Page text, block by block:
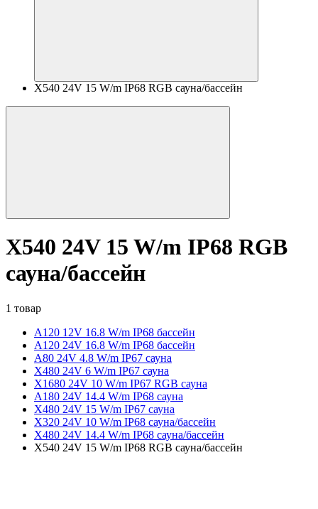
X540 24V 15 W/m IP68 RGB сауна/бассейн
X540 24V 15 W/m IP68 RGB
сауна/бассейн
1 товар
A120 12V 16.8 W/m IP68 бассейн
A120 24V 16.8 W/m IP68 бассейн
A80 24V 4.8 W/m IP67 сауна
X480 24V 6 W/m IP67 сауна
X1680 24V 10 W/m IP67 RGB сауна
A180 24V 14.4 W/m IP68 сауна
X480 24V 15 W/m IP67 сауна
X320 24V 10 W/m IP68 сауна/бассейн
X480 24V 14.4 W/m IP68 сауна/бассейн
X540 24V 15 W/m IP68 RGB сауна/бассейн